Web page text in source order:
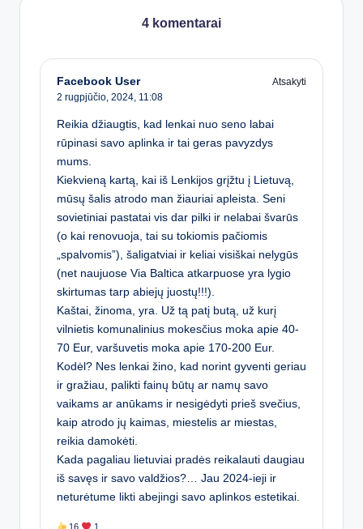
4 komentarai
Facebook User
Atsakyti
2 rugpjūčio, 2024, 11:08
Reikia džiaugtis, kad lenkai nuo seno labai
rūpinasi savo aplinka ir tai geras pavyzdys
mums.
Kiekvieną kartą, kai iš Lenkijos grįžtu į Lietuvą,
mūsų šalis atrodo man žiauriai apleista. Seni
sovietiniai pastatai vis dar pilki ir nelabai švarūs
(o kai renovuoja, tai su tokiomis pačiomis
„spalvomis”), šaligatviai ir keliai visiškai nelygūs
(net naujuose Via Baltica atkarpuose yra lygio
skirtumas tarp abiejų juostų!!!).
Kaštai, žinoma, yra. Už tą patį butą, už kurį
vilnietis komunalinius mokesčius moka apie 40-
70 Eur, varšuvetis moka apie 170-200 Eur.
Kodėl? Nes lenkai žino, kad norint gyventi geriau
ir gražiau, palikti fainų būtų ar namų savo
vaikams ar anūkams ir nesigėdyti prieš svečius,
kaip atrodo jų kaimas, miestelis ar miestas,
reikia damokėti.
Kada pagaliau lietuviai pradės reikalauti daugiau
iš savęs ir savo valdžios?… Jau 2024-ieji ir
neturėtume likti abejingi savo aplinkos estetikai.
16 1